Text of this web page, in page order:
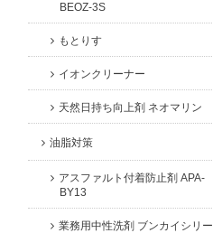
BEOZ-3S
もとりす
イオンクリーナー
天然日持ち向上剤 ネオマリン
油脂対策
アスファルト付着防止剤 APA-
BY13
業務用中性洗剤 ブンカイシリー